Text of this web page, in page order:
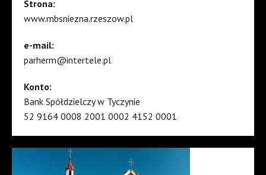
Strona:
www.mbsniezna.rzeszow.pl
e-mail:
parherm@intertele.pl
Konto:
Bank Spółdzielczy w Tyczynie
52 9164 0008 2001 0002 4152 0001